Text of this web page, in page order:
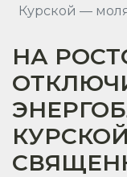
Курской —
НА